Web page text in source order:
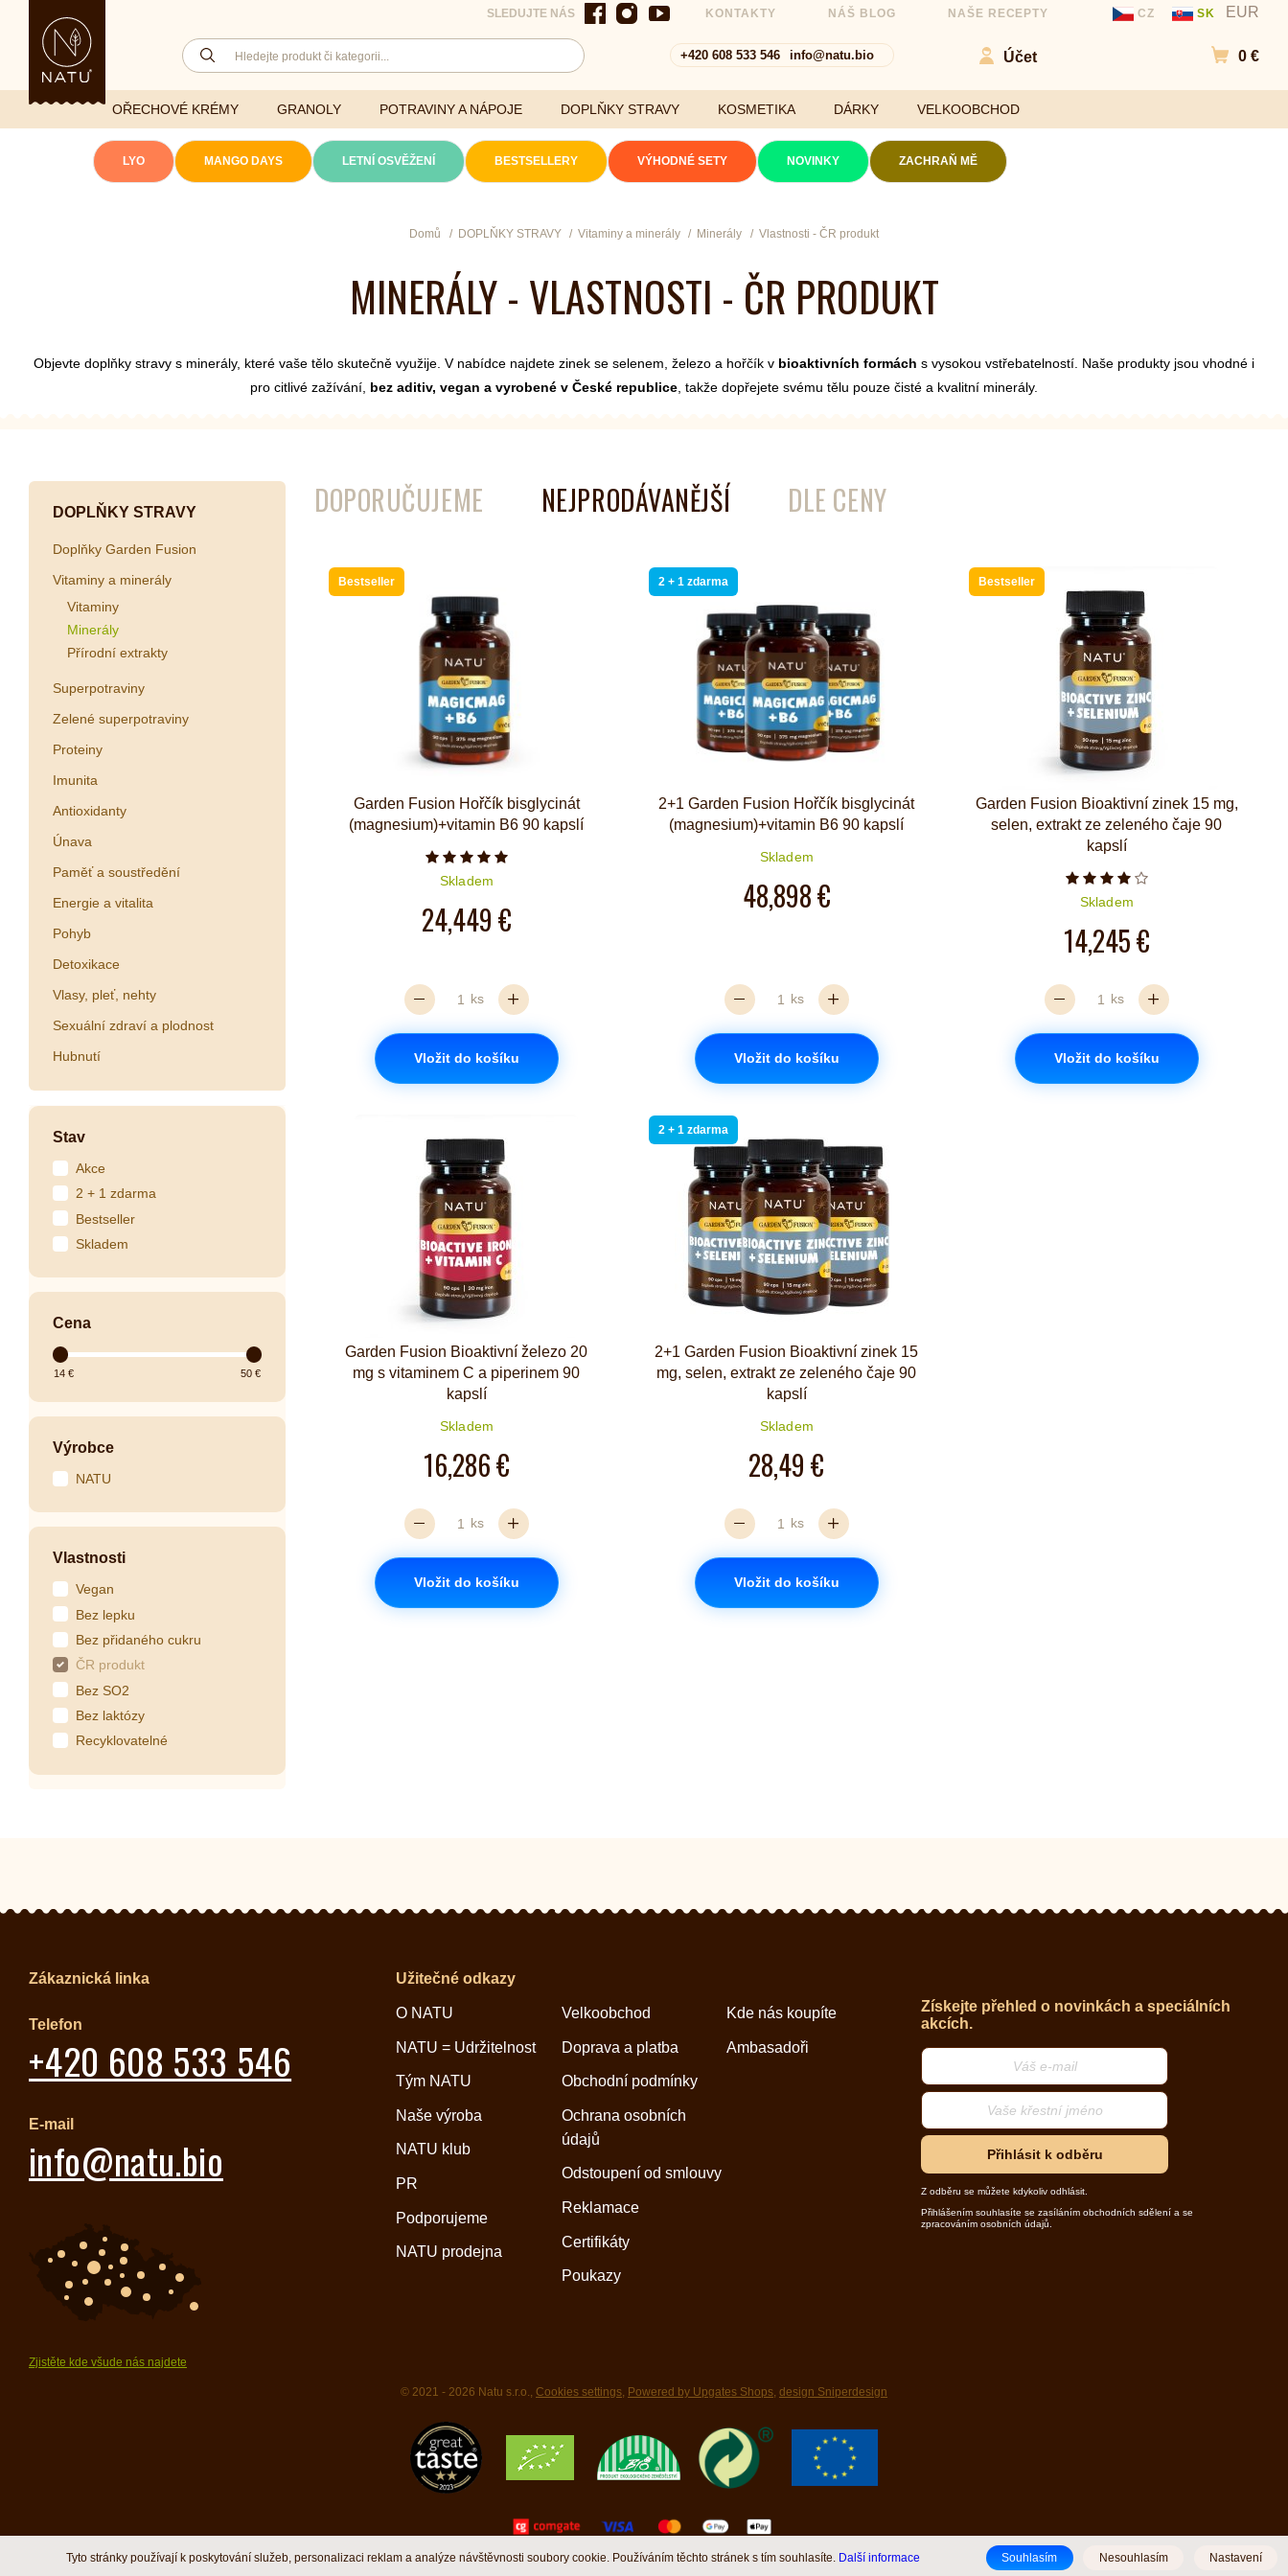
SLEDUJTE NÁS KONTAKTY NÁŠ BLOG NAŠE RECEPTY CZ SK EUR
+420 608 533 546 info@natu.bio Účet
Přejít
0 €
OŘECHOVÉ KRÉMY GRANOLY POTRAVINY A NÁPOJE
Džemy
Cereálie a vločky
Kokosové chipsy
ořechy
Ovocné kuličky a
Bezlepkové tyčinky
Kombuchy
Energetické nápoje
Ostatní nápoje
Porcované
Sypané
Láhve
Kokosové nádobí
DOPLŇKY STRAVY
Minerály
(aktuální)
Přírodní extrakty
KOSMETIKA DÁRKY VELKOOBCHOD
LYO MANGO DAYS LETNÍ OSVĚŽENÍ BESTSELLERY VÝHODNÉ SETY NOVINKY ZACHRAŇ MĚ
Domů DOPLŇKY STRAVY Vitaminy a minerály Minerály Vlastnosti - ČR produkt
MINERÁLY - VLASTNOSTI - ČR PRODUKT
Objevte doplňky stravy s minerály, které vaše tělo skutečně využije. V nabídce najdete zinek se selenem, železo a hořčík v bioaktivních formách s vysokou vstřebatelností. Naše produkty jsou vhodné i
pro citlivé zažívání, bez aditiv, vegan a vyrobené v České republice, takže dopřejete svému tělu pouze čisté a kvalitní minerály.
DOPLŇKY STRAVY
Doplňky Garden Fusion
Vitaminy a minerály
Vitaminy
Minerály
Přírodní extrakty
Superpotraviny
Zelené superpotraviny
Proteiny
Imunita
Antioxidanty
Únava
Paměť a soustředění
Energie a vitalita
Pohyb
Detoxikace
Vlasy, pleť, nehty
Sexuální zdraví a plodnost
Hubnutí
Stav
Akce
2 + 1 zdarma
Bestseller
Skladem
Cena
14 € 50€
Výrobce
NATU
Vlastnosti
Vegan
Bez lepku
Bez přidaného cukru
ČR produkt
Bez SO2
Bez laktózy
Recyklovatelné
DOPORUČUJEME NEJPRODÁVANĚJŠÍ DLE CENY
Bestseller
Garden Fusion Hořčík bisglycinát
(magnesium)+vitamin B6 90 kapslí
Počet hvězdiček je 5 z 5
Skladem
24,449 €
ks
Vložit do košíku
2 + 1 zdarma
2+1 Garden Fusion Hořčík bisglycinát
(magnesium)+vitamin B6 90 kapslí
Skladem
48,898 €
ks
Vložit do košíku
Bestseller
Garden Fusion Bioaktivní zinek 15 mg,
selen, extrakt ze zeleného čaje 90
kapslí
Počet hvězdiček je 4 z 5
Skladem
14,245 €
ks
Vložit do košíku
Garden Fusion Bioaktivní železo 20
mg s vitaminem C a piperinem 90
kapslí
Skladem
16,286 €
ks
Vložit do košíku
2 + 1 zdarma
2+1 Garden Fusion Bioaktivní zinek 15
mg, selen, extrakt ze zeleného čaje 90
kapslí
Skladem
28,49 €
ks
Vložit do košíku
Zákaznická linka
Telefon
+420 608 533 546
E-mail
info@natu.bio
Zjistěte kde všude nás najdete
Užitečné odkazy
O NATU
NATU = Udržitelnost
Tým NATU
Naše výroba
NATU klub
PR
Podporujeme
NATU prodejna
Velkoobchod
Doprava a platba
Obchodní podmínky
Ochrana osobních
údajů
Odstoupení od smlouvy
Reklamace
Certifikáty
Poukazy
Kde nás koupíte
Ambasadoři
Získejte přehled o novinkách a speciálních
akcích.
Přihlásit k odběru
Z odběru se můžete kdykoliv odhlásit.
Přihlášením souhlasíte se zasíláním obchodních sdělení a se
zpracováním osobních údajů.
© 2021 - 2026 Natu s.r.o., Cookies settings, Powered by Upgates Shops, design Sniperdesign
Tyto stránky používají k poskytování služeb, personalizaci reklam a analýze návštěvnosti soubory cookie. Používáním těchto stránek s tím souhlasíte. Další informace Nastavení
Nesouhlasím
Souhlasím